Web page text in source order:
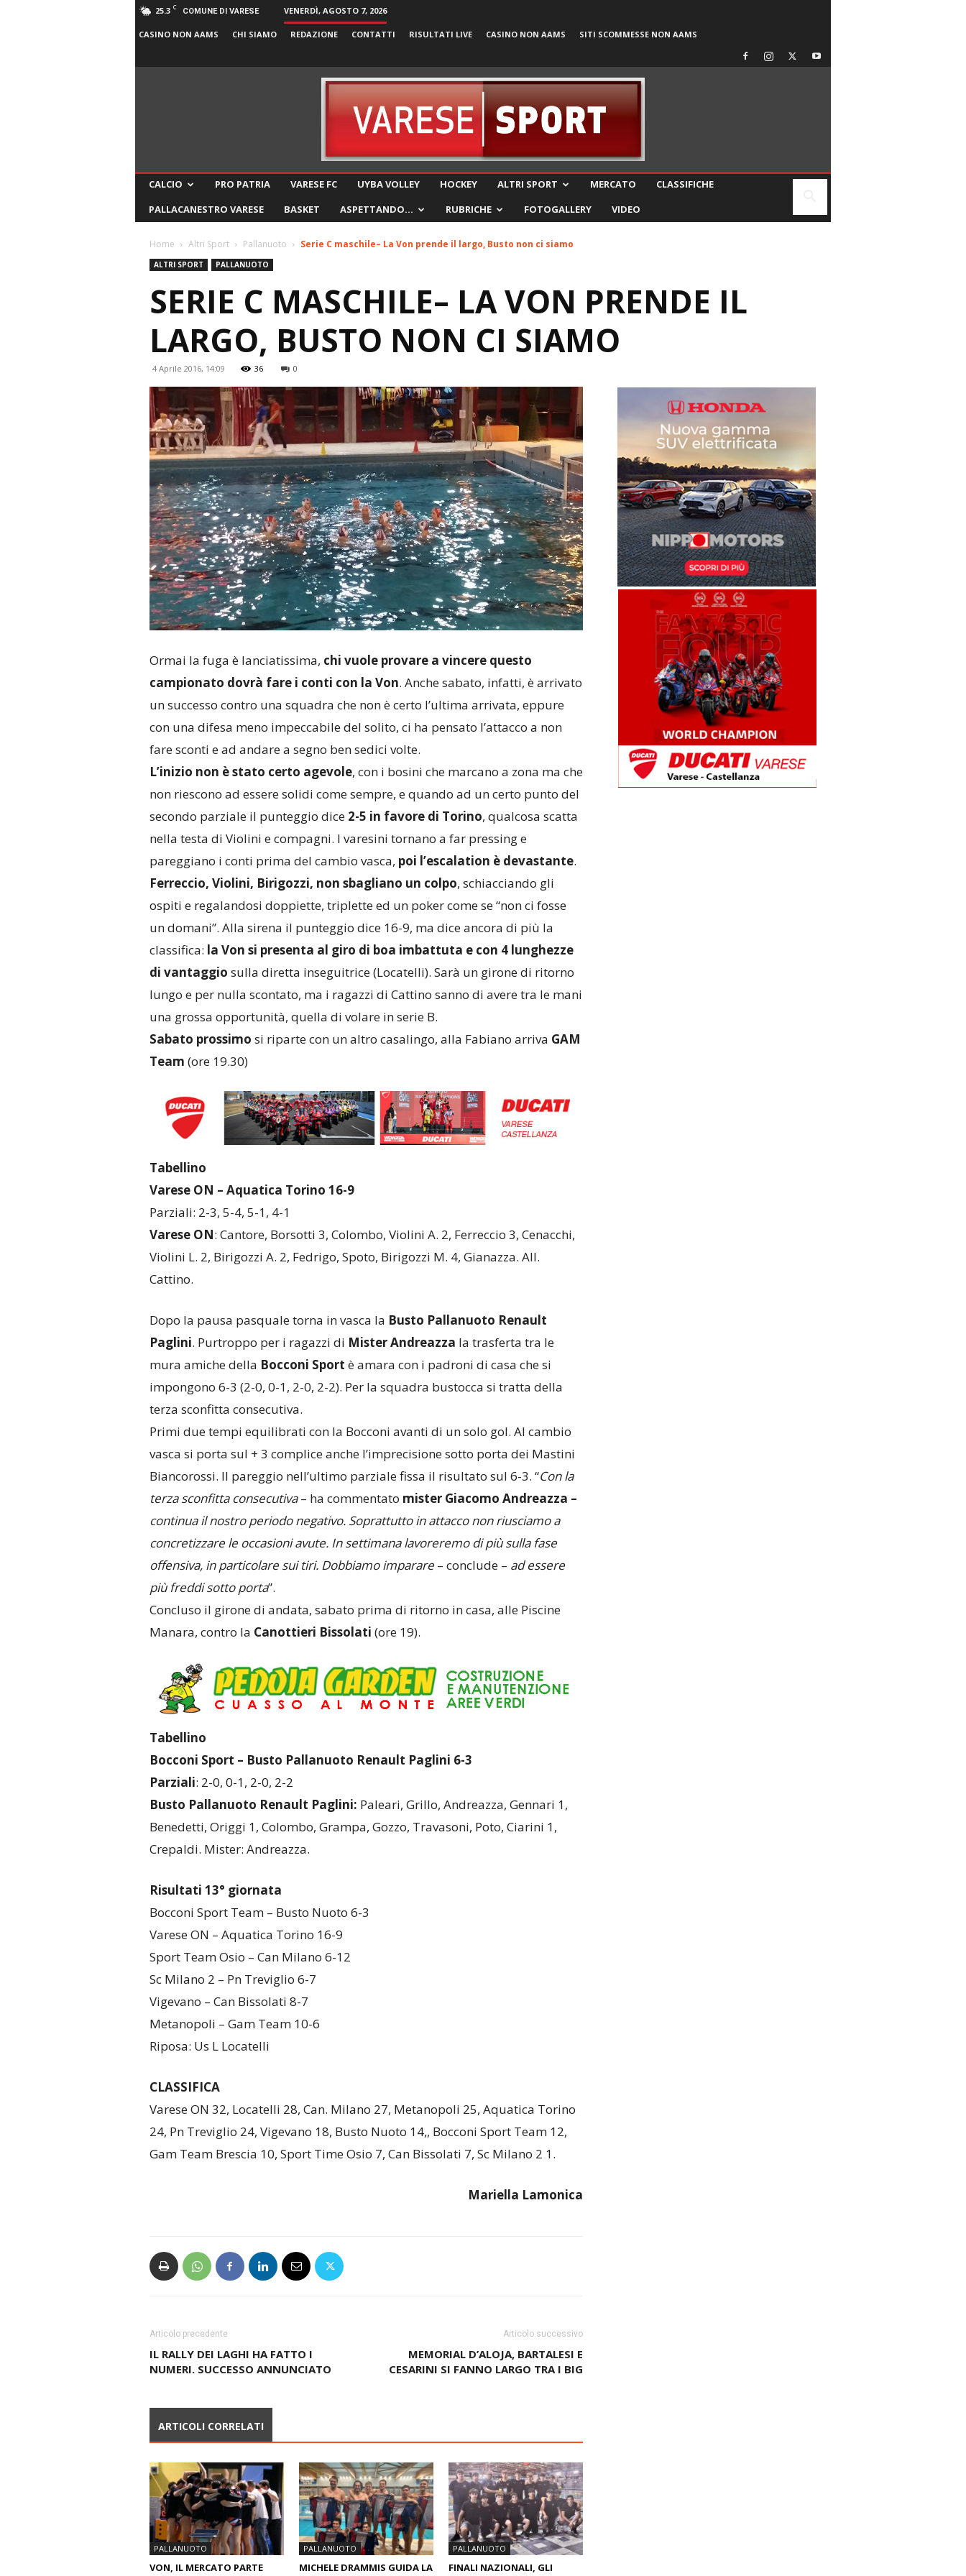
25.3 C COMUNE DI VARESE VENERDÌ, AGOSTO 7, 2026
CASINO NON AAMS CHI SIAMO REDAZIONE CONTATTI RISULTATI LIVE CASINO NON AAMS SITI SCOMMESSE NON AAMS
CALCIO PRO PATRIA VARESE FC UYBA VOLLEY HOCKEY ALTRI SPORT MERCATO
CLASSIFICHE
PALLACANESTRO VARESE
BASKET ASPETTANDO… RUBRICHE FOTOGALLERY VIDEO
Home Altri Sport Pallanuoto Serie C maschile– La Von prende il largo, Busto non ci siamo
ALTRI SPORT PALLANUOTO
SERIE C MASCHILE– LA VON PRENDE IL
LARGO, BUSTO NON CI SIAMO
4 Aprile 2016, 14:09 36 0
Ormai la fuga è lanciatissima, chi vuole provare a vincere questo
campionato dovrà fare i conti con la Von. Anche sabato, infatti, è arrivato
un successo contro una squadra che non è certo l’ultima arrivata, eppure
con una difesa meno impeccabile del solito, ci ha pensato l’attacco a non
fare sconti e ad andare a segno ben sedici volte.
L’inizio non è stato certo agevole, con i bosini che marcano a zona ma che
non riescono ad essere solidi come sempre, e quando ad un certo punto del
secondo parziale il punteggio dice 2-5 in favore di Torino, qualcosa scatta
nella testa di Violini e compagni. I varesini tornano a far pressing e
pareggiano i conti prima del cambio vasca, poi l’escalation è devastante.
Ferreccio, Violini, Birigozzi, non sbagliano un colpo, schiacciando gli
ospiti e regalandosi doppiette, triplette ed un poker come se “non ci fosse
un domani”. Alla sirena il punteggio dice 16-9, ma dice ancora di più la
classifica: la Von si presenta al giro di boa imbattuta e con 4 lunghezze
di vantaggio sulla diretta inseguitrice (Locatelli). Sarà un girone di ritorno
lungo e per nulla scontato, ma i ragazzi di Cattino sanno di avere tra le mani
una grossa opportunità, quella di volare in serie B.
Sabato prossimo si riparte con un altro casalingo, alla Fabiano arriva GAM
Team (ore 19.30)
Tabellino
Varese ON – Aquatica Torino 16-9
Parziali: 2-3, 5-4, 5-1, 4-1
Varese ON: Cantore, Borsotti 3, Colombo, Violini A. 2, Ferreccio 3, Cenacchi,
Violini L. 2, Birigozzi A. 2, Fedrigo, Spoto, Birigozzi M. 4, Gianazza. All.
Cattino.
Dopo la pausa pasquale torna in vasca la Busto Pallanuoto Renault
Paglini. Purtroppo per i ragazzi di Mister Andreazza la trasferta tra le
mura amiche della Bocconi Sport è amara con i padroni di casa che si
impongono 6-3 (2-0, 0-1, 2-0, 2-2). Per la squadra bustocca si tratta della
terza sconfitta consecutiva.
Primi due tempi equilibrati con la Bocconi avanti di un solo gol. Al cambio
vasca si porta sul + 3 complice anche l’imprecisione sotto porta dei Mastini
Biancorossi. Il pareggio nell’ultimo parziale fissa il risultato sul 6-3. “Con la
terza sconfitta consecutiva– ha commentato mister Giacomo Andreazza –
continua il nostro periodo negativo. Soprattutto in attacco non riusciamo a
concretizzare le occasioni avute. In settimana lavoreremo di più sulla fase
offensiva, in particolare sui tiri. Dobbiamo imparare– conclude – ad essere
più freddi sotto porta”.
Concluso il girone di andata, sabato prima di ritorno in casa, alle Piscine
Manara, contro la Canottieri Bissolati (ore 19).
Tabellino
Bocconi Sport – Busto Pallanuoto Renault Paglini 6-3
Parziali: 2-0, 0-1, 2-0, 2-2
Busto Pallanuoto Renault Paglini: Paleari, Grillo, Andreazza, Gennari 1,
Benedetti, Origgi 1, Colombo, Grampa, Gozzo, Travasoni, Poto, Ciarini 1,
Crepaldi. Mister: Andreazza.
Risultati 13° giornata
Bocconi Sport Team – Busto Nuoto 6-3
Varese ON – Aquatica Torino 16-9
Sport Team Osio – Can Milano 6-12
Sc Milano 2 – Pn Treviglio 6-7
Vigevano – Can Bissolati 8-7
Metanopoli – Gam Team 10-6
Riposa: Us L Locatelli
CLASSIFICA
Varese ON 32, Locatelli 28, Can. Milano 27, Metanopoli 25, Aquatica Torino
24, Pn Treviglio 24, Vigevano 18, Busto Nuoto 14,, Bocconi Sport Team 12,
Gam Team Brescia 10, Sport Time Osio 7, Can Bissolati 7, Sc Milano 2 1.
Mariella Lamonica
Articolo precedente
IL RALLY DEI LAGHI HA FATTO I
NUMERI. SUCCESSO ANNUNCIATO
Articolo successivo
MEMORIAL D’ALOJA, BARTALESI E
CESARINI SI FANNO LARGO TRA I BIG
ARTICOLI CORRELATI
PALLANUOTO
VON, IL MERCATO PARTE
PALLANUOTO
MICHELE DRAMMIS GUIDA LA
PALLANUOTO
FINALI NAZIONALI, GLI